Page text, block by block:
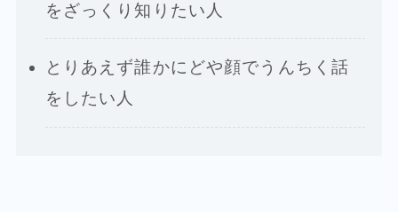
をざっくり知りたい人
とりあえず誰かにどや顔でうんちく話
をしたい人